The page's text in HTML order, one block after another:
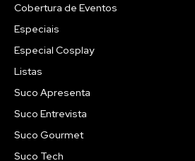
Cobertura de Eventos
Especiais
Especial Cosplay
Listas
Suco Apresenta
Suco Entrevista
Suco Gourmet
Suco Tech